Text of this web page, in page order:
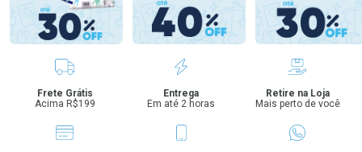
Benefícios
Frete Grátis
Acima R$199
Entrega
Em até 2 horas
Retire na Loja
Mais perto de você